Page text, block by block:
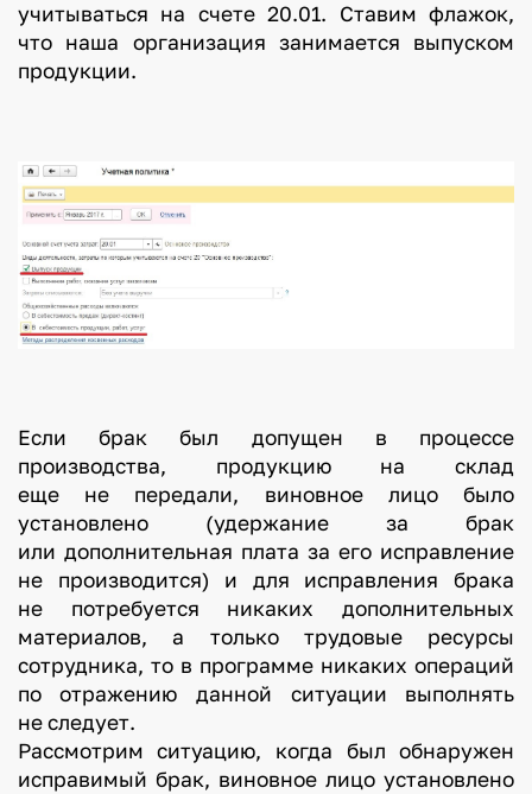
учитываться на счете 20.01. Ставим флажок,
что наша организация занимается выпуском
продукции.
Если брак был допущен в процессе
производства, продукцию на склад
еще не передали, виновное лицо было
установлено (удержание за брак
или дополнительная плата за его исправление
не производится) и для исправления брака
не потребуется никаких дополнительных
материалов, а только трудовые ресурсы
сотрудника, то в программе никаких операций
по отражению данной ситуации выполнять
не следует.
Рассмотрим ситуацию, когда был обнаружен
исправимый брак, виновное лицо установлено